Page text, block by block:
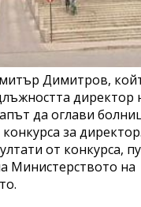
Димитров,
да оглави
за
от конкурса,
Министерството на